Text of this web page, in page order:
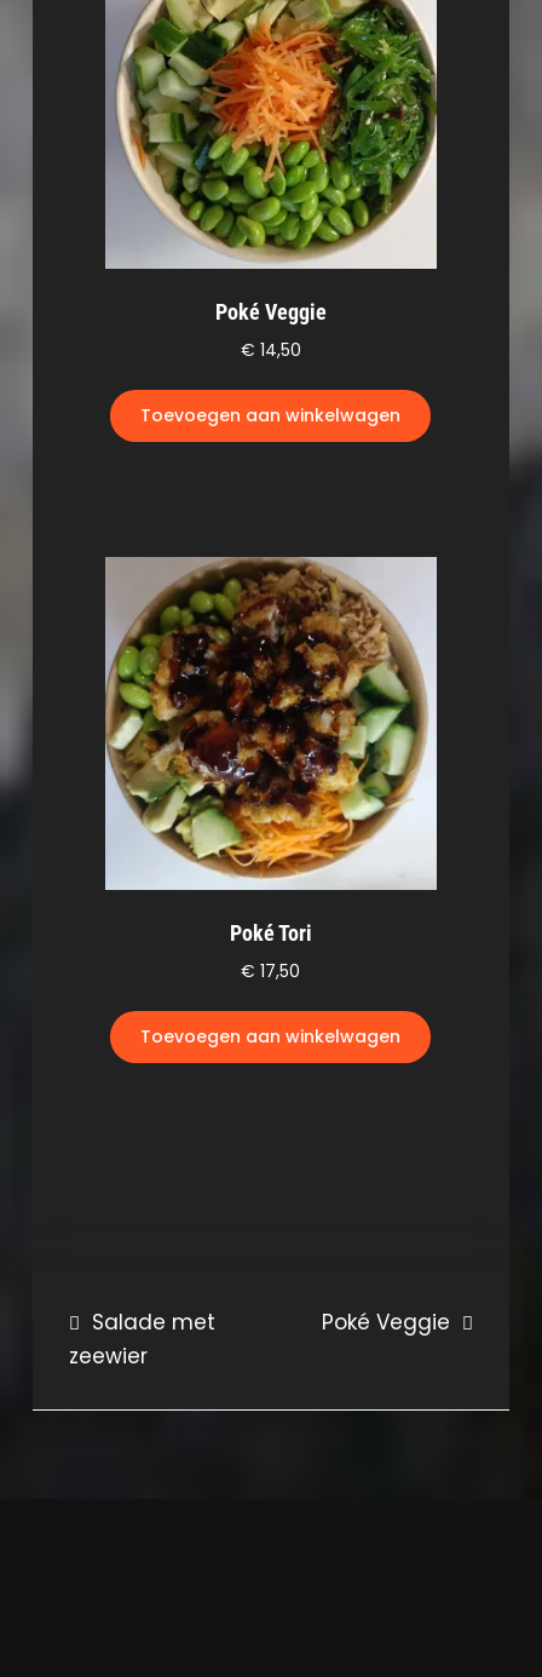
Poké Veggie
€ 14,50
Toevoegen aan winkelwagen
Poké Tori
€ 17,50
Toevoegen aan winkelwagen
Bericht
navigatie
Salade met
zeewier
Poké Veggie